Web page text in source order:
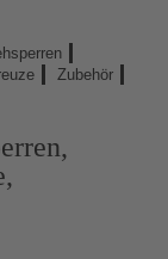
Zubehör